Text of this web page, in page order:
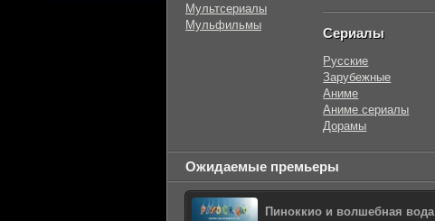
Мультсериалы
Мульфильмы
Сериалы
Русские
Зарубежные
Аниме
Аниме сериалы
Дорамы
Ожидаемые премьеры
Пиноккио и волшебная вода